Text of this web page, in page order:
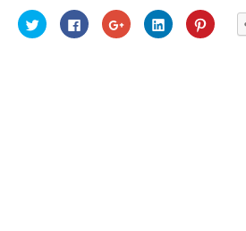
Cliquez
pour
partager
Cliquez
pour
partager
Cliquez
pour
partager
Cliquez
pour
partager
Cliquez
pour